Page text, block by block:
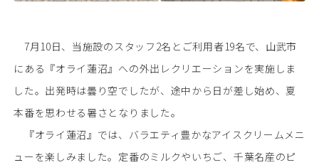
7月10日、当施設のスタッフ2名とご利用者19名で、山武市
にある『オライ蓮沼』への外出レクリエーションを実施しま
した。出発時は曇り空でしたが、途中から日が差し始め、夏
本番を思わせる暑さとなりました。
『オライ蓮沼』では、バラエティ豊かなアイスクリームメニ
ューを楽しみました。定番のミルクやいちご、千葉名産のピ